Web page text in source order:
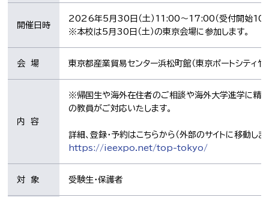
開催日時
2026年5月30日（土）11:00～17:00（受付開始
※本校は5月30日（土）の東京会場に参加します。
会 場 東京都産業貿易センター浜松町館（東京ポートシティ竹
内 容
※帰国生や海外在住者のご相談や海外大学進学に精
の教員がご対応いたします。
詳細、登録・予約はこちらから（外部のサイトに移動しま
https://ieexpo.net/top-tokyo/
対 象 受験生・保護者